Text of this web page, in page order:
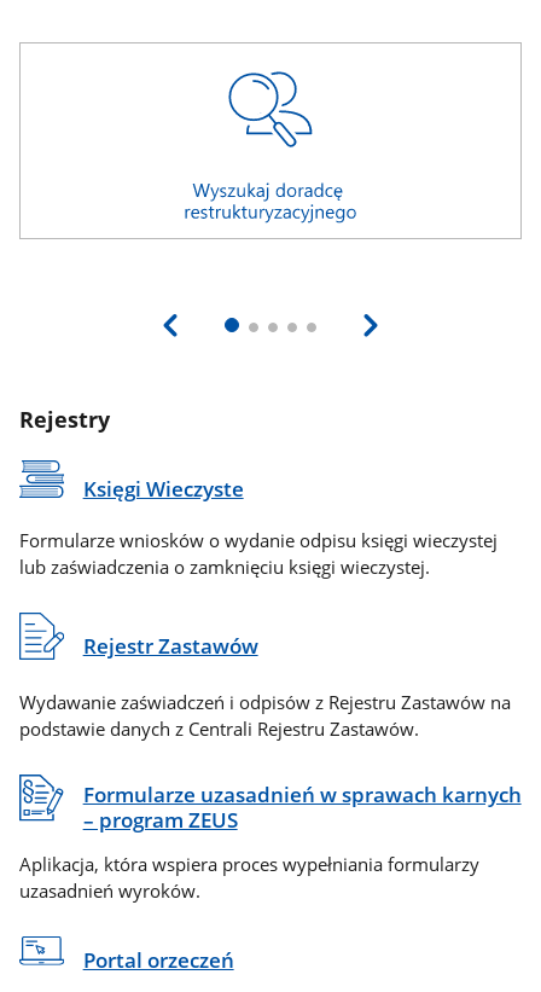
Rejestry
Księgi Wieczyste
Formularze wniosków o wydanie odpisu księgi wieczystej
lub zaświadczenia o zamknięciu księgi wieczystej.
Rejestr Zastawów
Wydawanie zaświadczeń i odpisów z Rejestru Zastawów na
podstawie danych z Centrali Rejestru Zastawów.
Formularze uzasadnień w sprawach karnych
– program ZEUS
Aplikacja, która wspiera proces wypełniania formularzy
uzasadnień wyroków.
Portal orzeczeń